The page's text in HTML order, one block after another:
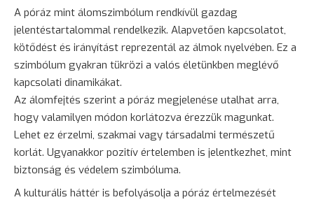
A póráz mint álomszimbólum rendkívül gazdag
jelentéstartalommal rendelkezik. Alapvetően kapcsolatot,
kötődést és irányítást reprezentál az álmok nyelvében. Ez a
szimbólum gyakran tükrözi a valós életünkben meglévő
kapcsolati dinamikákat.
Az álomfejtés szerint a póráz megjelenése utalhat arra,
hogy valamilyen módon korlátozva érezzük magunkat.
Lehet ez érzelmi, szakmai vagy társadalmi természetű
korlát. Ugyanakkor pozitív értelemben is jelentkezhet, mint
biztonság és védelem szimbóluma.
A kulturális háttér is befolyásolja a póráz értelmezését